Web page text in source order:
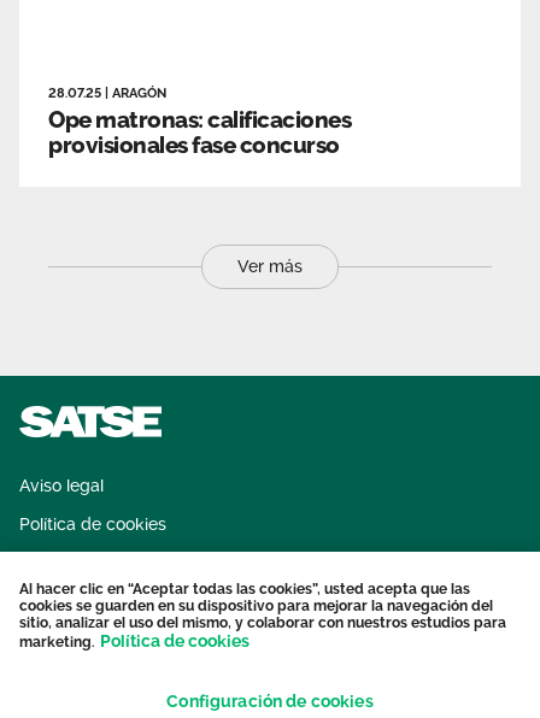
28.07.25 ARAGÓN
Ope matronas: calificaciones
provisionales fase concurso
Ver más
Aviso legal
Política de cookies
Protección datos personales
Contacto
Al hacer clic en “Aceptar todas las cookies”, usted acepta que las
cookies se guarden en su dispositivo para mejorar la navegación del
sitio, analizar el uso del mismo, y colaborar con nuestros estudios para
marketing. Política de cookies
Configuración de cookies